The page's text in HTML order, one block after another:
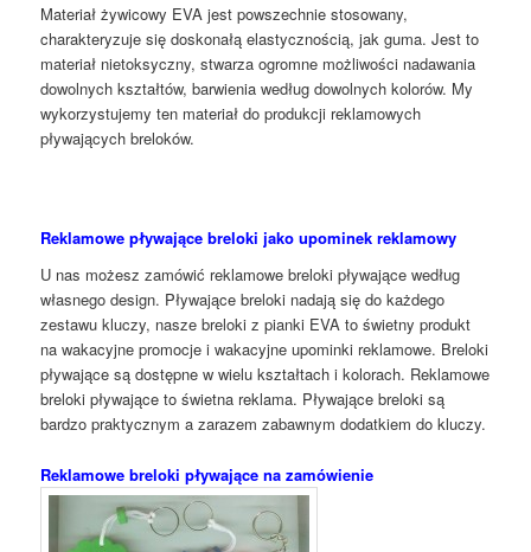
Materiał żywicowy EVA jest powszechnie stosowany,
charakteryzuje się doskonałą elastycznością, jak guma. Jest to
materiał nietoksyczny, stwarza ogromne możliwości nadawania
dowolnych kształtów, barwienia według dowolnych kolorów. My
wykorzystujemy ten materiał do produkcji reklamowych
pływających breloków.
Reklamowe pływające breloki jako upominek reklamowy
U nas możesz zamówić reklamowe breloki pływające według
własnego design. Pływające breloki nadają się do każdego
zestawu kluczy, nasze breloki z pianki EVA to świetny produkt
na wakacyjne promocje i wakacyjne upominki reklamowe. Breloki
pływające są dostępne w wielu kształtach i kolorach. Reklamowe
breloki pływające to świetna reklama. Pływające breloki są
bardzo praktycznym a zarazem zabawnym dodatkiem do kluczy.
Reklamowe breloki pływające na zamówienie